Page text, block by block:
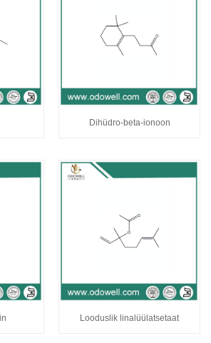
Dihüdro-beta-ionoon
Looduslik linalüülatsetaat